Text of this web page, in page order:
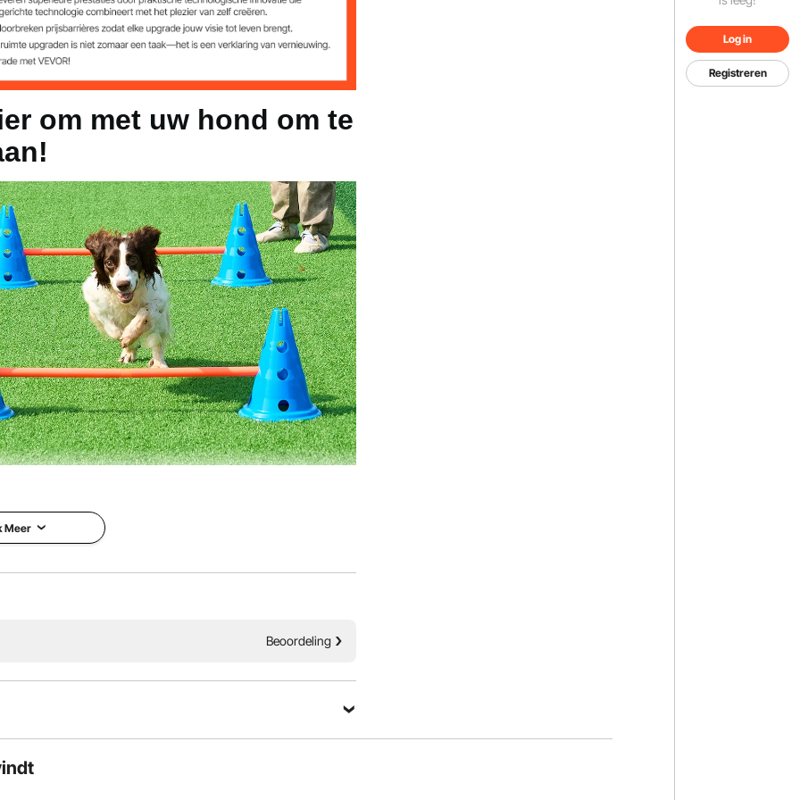
Log in
Registreren
12 stuks
/ 23 x 29 cm, 12 stuks
om met uw hond om te
wiebelt of omvalt. Ontketen het volledige potentieel
behendigheidsset!
Meer
Beoordeling